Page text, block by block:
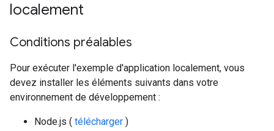
localement
Conditions préalables
Pour exécuter l'exemple d'application localement, vous
devez installer les éléments suivants dans votre
environnement de développement :
Node.js ( télécharger )